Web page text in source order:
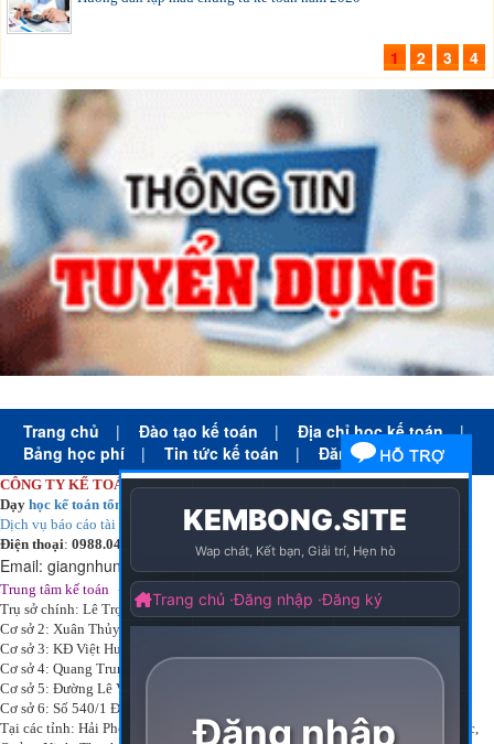
1 2 3 4
Trang chủ | Đào tạo kế toán | Địa chỉ học kế toán
|
Bảng học phí
| Tin tức kế toán | Đăng ký học
CÔNG TY KẾ TOÁN HÀ NỘI
Dạy học kế toán tổng hợp
thực tế cấp tốc mọi trình độ
Dịch vụ báo cáo tài chính
chuyên nghiệp uy tín giá rẻ
Điện thoại: 0988.043.053
Email: giangnhungkthn@gmail.com
Trung tâm kế toán - Công ty kế toán hà nội ạyhọc kế toántại:
Trụ sở chính: Lê Trọng Tấn - Thanh Xuân - Hà Nội
Cơ sở 2: Xuân Thủy - Cầu Giấy - Hà Nội
Cơ sở 3: KĐ Việt Hưng - Long Biên - Hà Nội
Cơ sở 4: Quang Trung - Hà Đông - Hà Nội
Cơ sở 5: Đường Lê Văn Thịnh – P. Suối Hoa– Tp. Bắc Ninh.
Cơ sở 6: Số 540/1 Đường Cách mạng tháng 8 – Quận 3 – Tp. Hồ Chí Minh.
Tại các tỉnh: Hải Phòng, Nam Định, Bắc Ninh, Thái bình, Bắc Giang, Vĩnh Phúc,